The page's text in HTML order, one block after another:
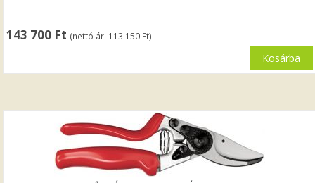
143 700 Ft (nettó ár: 113 150 Ft)
Kosárba